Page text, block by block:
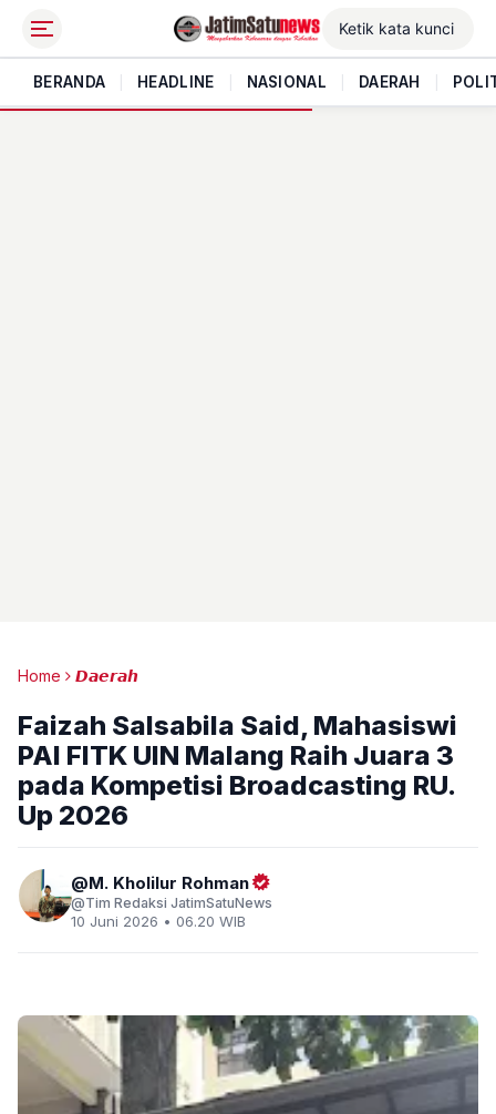
BERANDA HEADLINE NASIONAL DAERAH
Home 𝘿𝙖𝙚𝙧𝙖𝙝
Faizah Salsabila Said, Mahasiswi
PAI FITK UIN Malang Raih Juara 3
pada Kompetisi Broadcasting RU.
Up 2026
M. Kholilur Rohman
Tim Redaksi JatimSatuNews
10 Juni 2026 • 06.20 WIB